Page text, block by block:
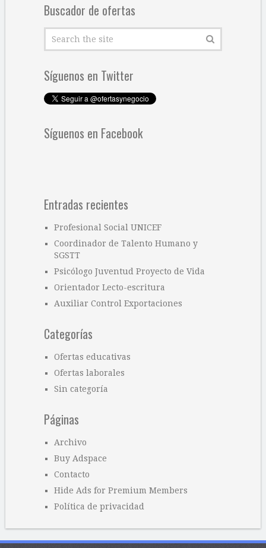
Buscador de ofertas
Síguenos en Twitter
Síguenos en Facebook
Entradas recientes
Profesional Social UNICEF
Coordinador de Talento Humano y
SGSTT
Psicólogo Juventud Proyecto de Vida
Orientador Lecto-escritura
Auxiliar Control Exportaciones
Categorías
Ofertas educativas
Ofertas laborales
Sin categoría
Páginas
Archivo
Buy Adspace
Contacto
Hide Ads for Premium Members
Política de privacidad